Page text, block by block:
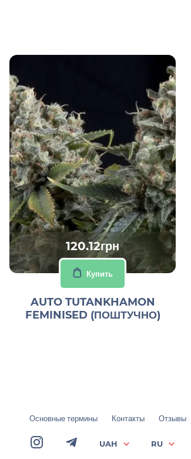
120.12грн
Купить
AUTO TUTANKHAMON
FEMINISED (ПОШТУЧНО)
Основные термины Контакты Отзывы
UAH RU